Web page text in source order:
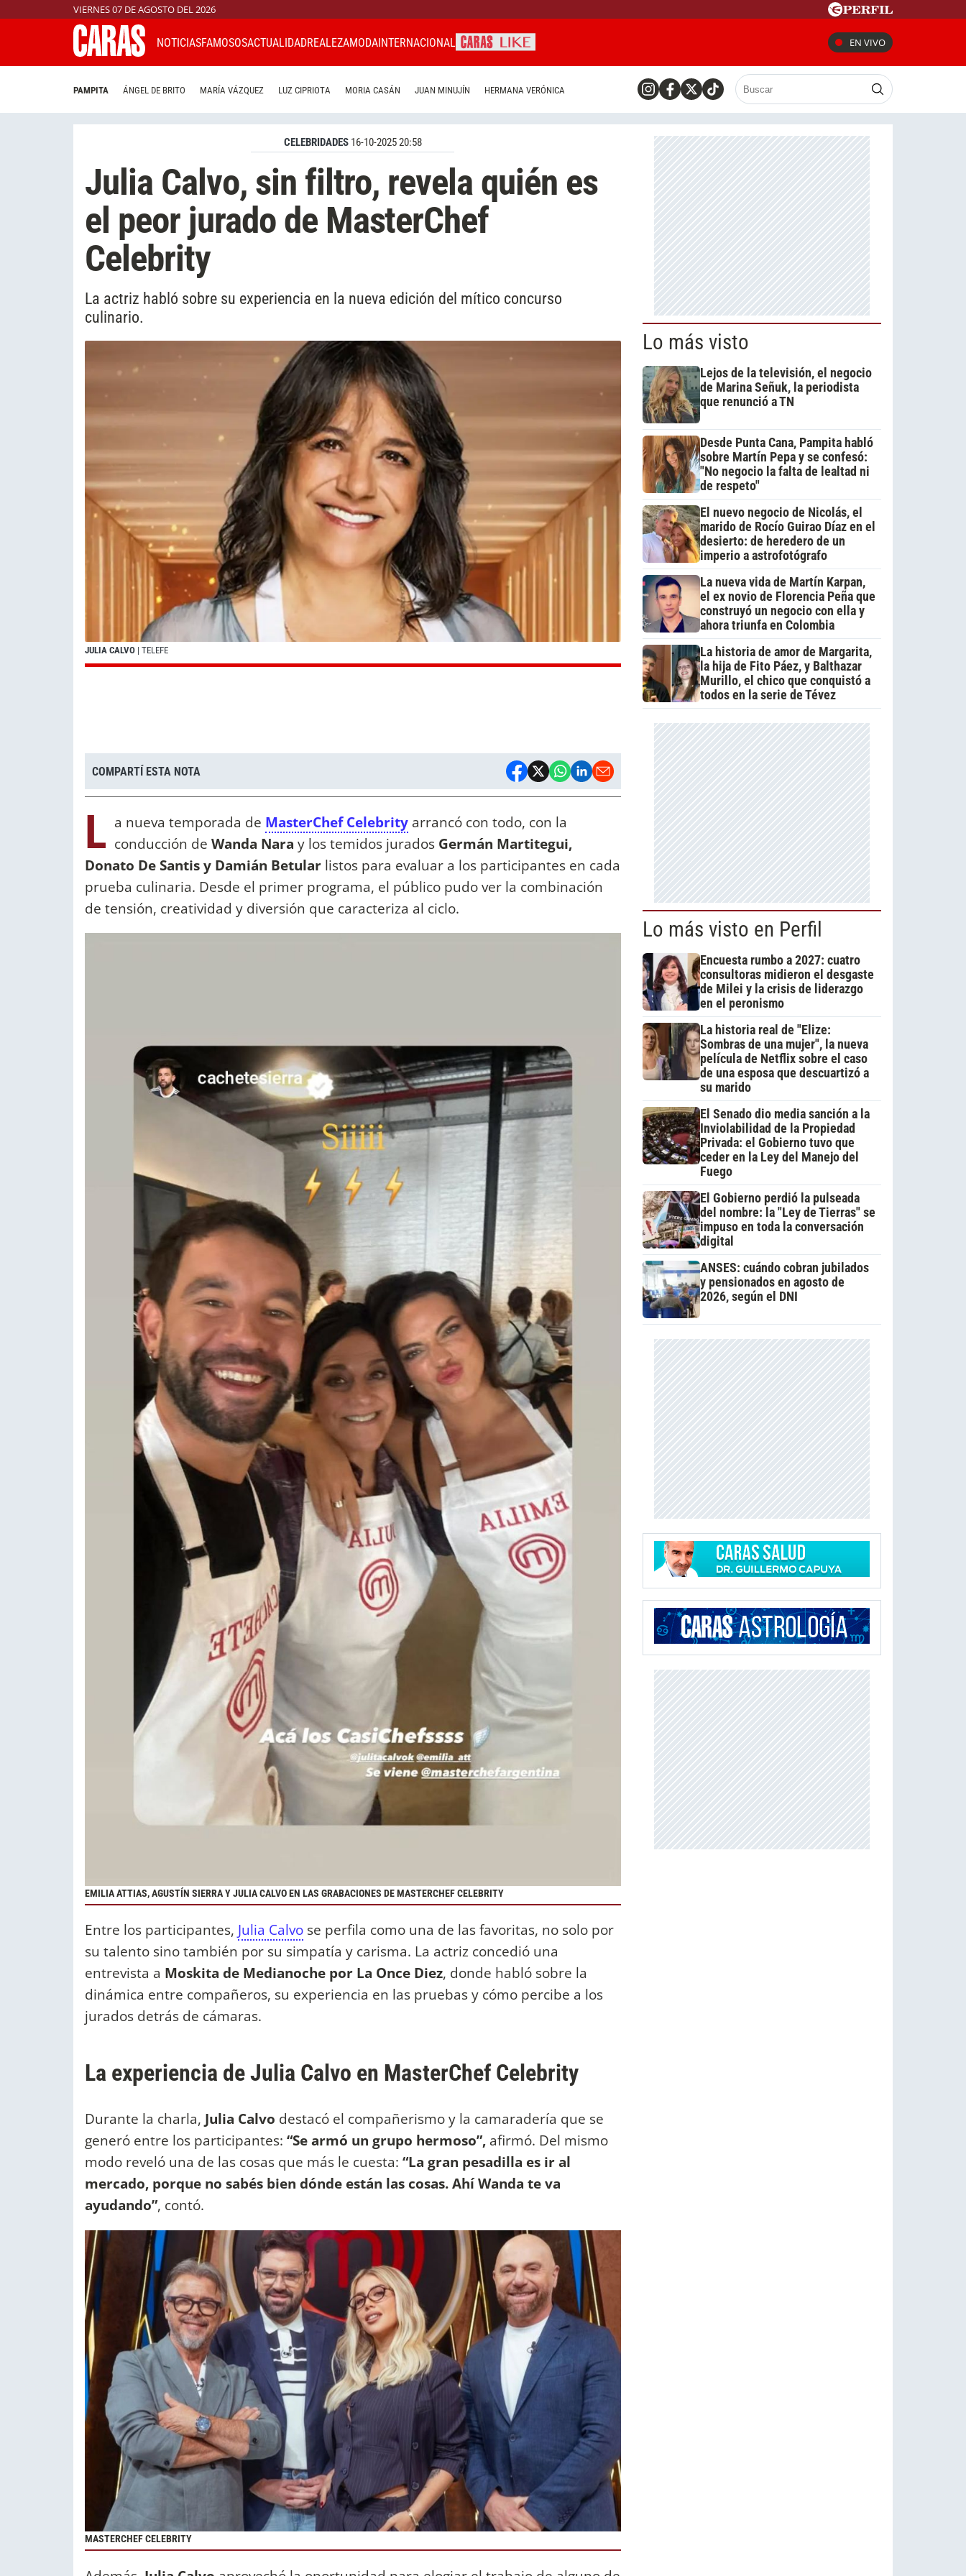
VIERNES 07 DE AGOSTO DEL 2026
NOTICIASFAMOSOSACTUALIDADREALEZAMODAINTERNACIONAL EN VIVO
PAMPITA ÁNGEL DE BRITO MARÍA VÁZQUEZ LUZ CIPRIOTA MORIA CASÁN JUAN MINUJÍN HERMANA VERÓNICA
CELEBRIDADES 16-10-2025 20:58
Julia Calvo, sin filtro, revela quién es
el peor jurado de MasterChef
Celebrity
La actriz habló sobre su experiencia en la nueva edición del mítico concurso
culinario.
JULIA CALVO | TELEFE
COMPARTÍ ESTA NOTA
L a nueva temporada de MasterChef Celebrity arrancó con todo, con la
conducción de Wanda Nara y los temidos jurados Germán Martitegui,
Donato De Santis y Damián Betular listos para evaluar a los participantes en cada
prueba culinaria. Desde el primer programa, el público pudo ver la combinación
de tensión, creatividad y diversión que caracteriza al ciclo.
EMILIA ATTIAS, AGUSTÍN SIERRA Y JULIA CALVO EN LAS GRABACIONES DE MASTERCHEF CELEBRITY
Entre los participantes, Julia Calvo se perfila como una de las favoritas, no solo por
su talento sino también por su simpatía y carisma. La actriz concedió una
entrevista a Moskita de Medianoche por La Once Diez, donde habló sobre la
dinámica entre compañeros, su experiencia en las pruebas y cómo percibe a los
jurados detrás de cámaras.
La experiencia de Julia Calvo en MasterChef Celebrity
Durante la charla, Julia Calvo destacó el compañerismo y la camaradería que se
generó entre los participantes: “Se armó un grupo hermoso”, afirmó. Del mismo
modo reveló una de las cosas que más le cuesta: “La gran pesadilla es ir al
mercado, porque no sabés bien dónde están las cosas. Ahí Wanda te va
ayudando”, contó.
MASTERCHEF CELEBRITY
Lo más visto
Lejos de la televisión, el negocio
de Marina Señuk, la periodista
que renunció a TN
Desde Punta Cana, Pampita habló
sobre Martín Pepa y se confesó:
"No negocio la falta de lealtad ni
de respeto"
El nuevo negocio de Nicolás, el
marido de Rocío Guirao Díaz en el
desierto: de heredero de un
imperio a astrofotógrafo
La nueva vida de Martín Karpan,
el ex novio de Florencia Peña que
construyó un negocio con ella y
ahora triunfa en Colombia
La historia de amor de Margarita,
la hija de Fito Páez, y Balthazar
Murillo, el chico que conquistó a
todos en la serie de Tévez
Lo más visto en Perfil
Encuesta rumbo a 2027: cuatro
consultoras midieron el desgaste
de Milei y la crisis de liderazgo
en el peronismo
La historia real de "Elize:
Sombras de una mujer", la nueva
película de Netflix sobre el caso
de una esposa que descuartizó a
su marido
El Senado dio media sanción a la
Inviolabilidad de la Propiedad
Privada: el Gobierno tuvo que
ceder en la Ley del Manejo del
Fuego
El Gobierno perdió la pulseada
del nombre: la "Ley de Tierras" se
impuso en toda la conversación
digital
ANSES: cuándo cobran jubilados
y pensionados en agosto de
2026, según el DNI